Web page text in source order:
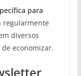
para
regularmente
diversos
economizar.